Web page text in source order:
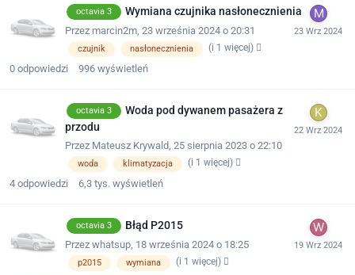
octavia 3 Wymiana czujnika nasłonecznienia
Przez marcin2m, 23 września 2024 o 20:31
czujnik nasłonecznienia (i 1 więcej)
0 odpowiedzi 996 wyświetleń
octavia 3
Woda pod dywanem pasażera z
przodu
Przez Mateusz Krywald, 25 sierpnia 2023 o 22:10
woda klimatyzacja (i 1 więcej)
4 odpowiedzi 6,3 tys. wyświetleń
octavia 3 Błąd P2015
Przez whatsup, 18 września 2024 o 18:25
p2015 wymiana (i 1 więcej)